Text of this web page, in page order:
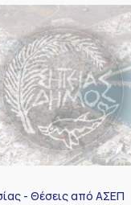
- Θέσεις από ΑΣΕΠ